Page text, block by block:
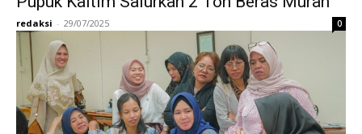
redaksi - 29/07/2025 0